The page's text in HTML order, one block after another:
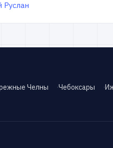
Руслан
Челны Чебоксары